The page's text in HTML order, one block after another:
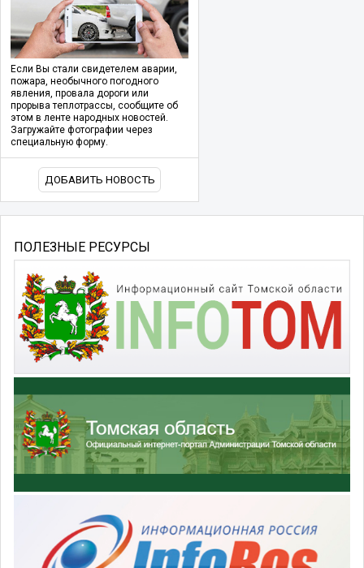
Если Вы стали свидетелем аварии,
пожара, необычного погодного
явления, провала дороги или
прорыва теплотрассы, сообщите об
этом в ленте народных новостей.
Загружайте фотографии через
специальную форму.
ДОБАВИТЬ НОВОСТЬ
ПОЛЕЗНЫЕ РЕСУРСЫ